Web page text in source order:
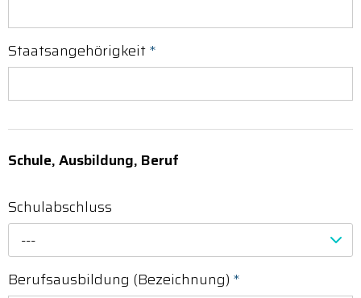
Staatsangehörigkeit*
Schule, Ausbildung, Beruf
Schulabschluss
---
Berufsausbildung (Bezeichnung) *